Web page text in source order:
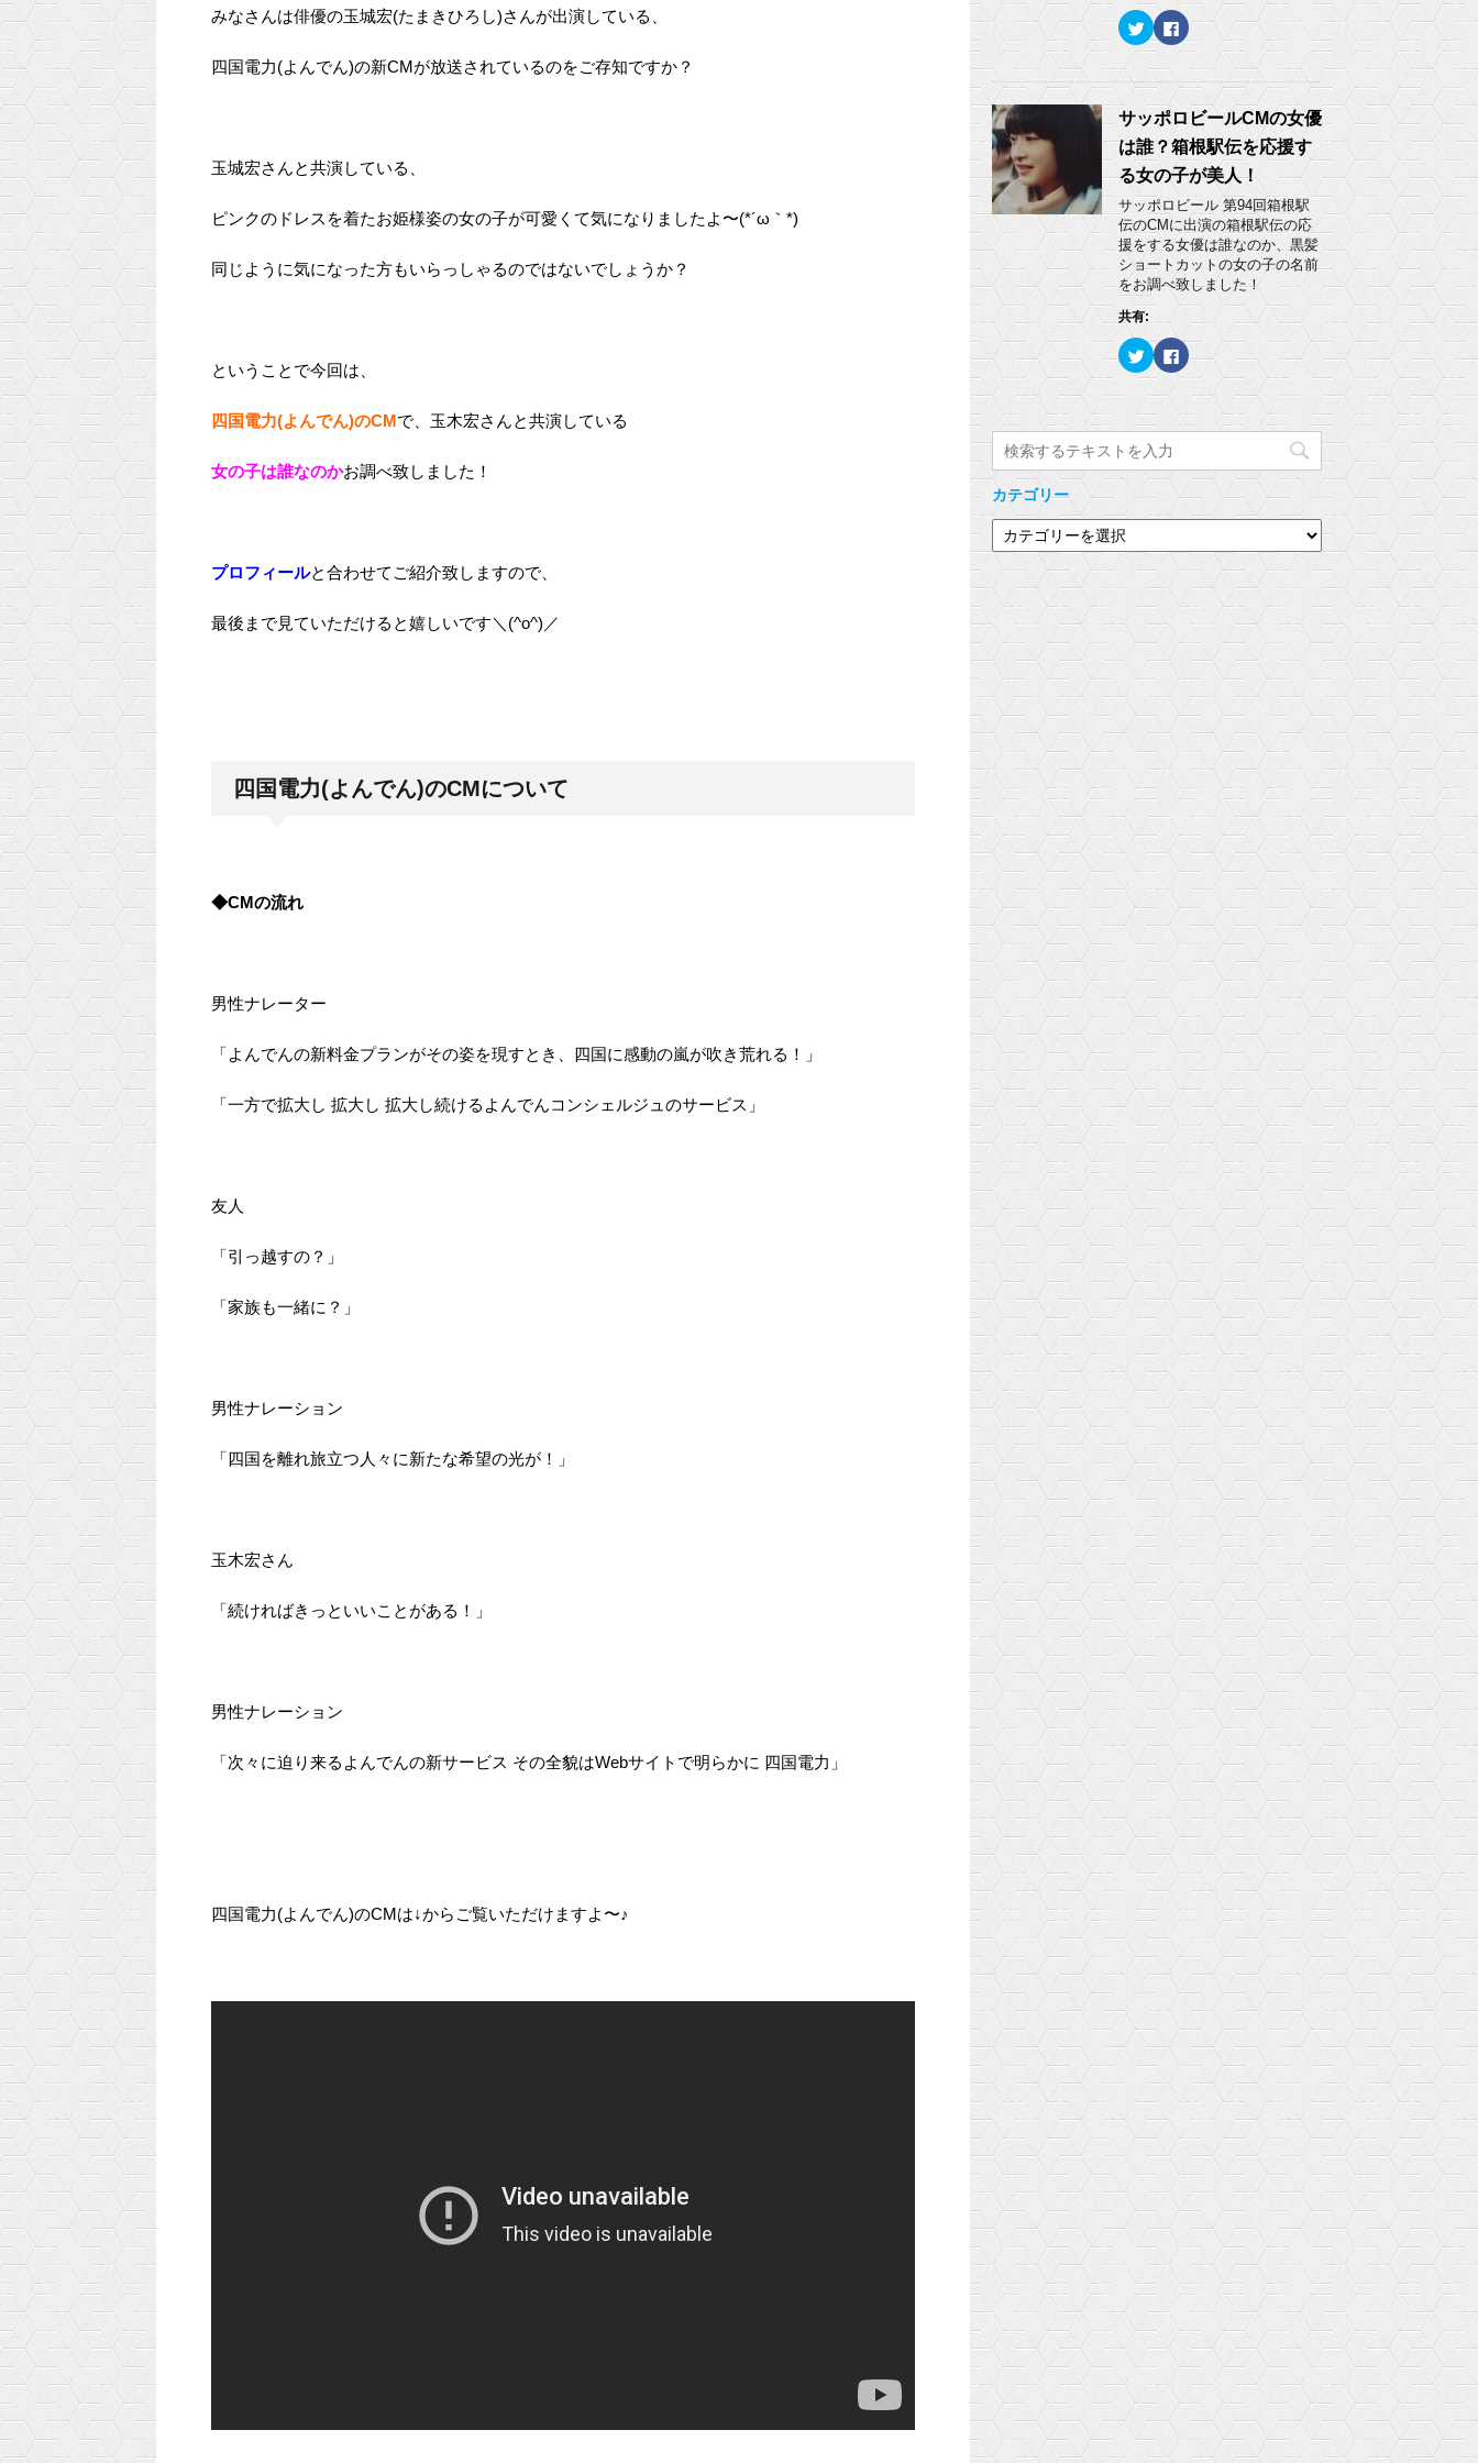
みなさんは俳優の玉城宏(たまきひろし)さんが出演している、
四国電力(よんでん)の新CMが放送されているのをご存知ですか？
玉城宏さんと共演している、
ピンクのドレスを着たお姫様姿の女の子が可愛くて気になりましたよ〜(*´ω｀*)
同じように気になった方もいらっしゃるのではないでしょうか？
ということで今回は、
四国電力(よんでん)のCMで、玉木宏さんと共演している
女の子は誰なのかお調べ致しました！
プロフィールと合わせてご紹介致しますので、
最後まで見ていただけると嬉しいです＼(^o^)／
四国電力(よんでん)のCMについて
◆CMの流れ
男性ナレーター
「よんでんの新料金プランがその姿を現すとき、四国に感動の嵐が吹き荒れる！」
「一方で拡大し 拡大し 拡大し続けるよんでんコンシェルジュのサービス」
友人
「引っ越すの？」
「家族も一緒に？」
男性ナレーション
「四国を離れ旅立つ人々に新たな希望の光が！」
玉木宏さん
「続ければきっといいことがある！」
男性ナレーション
「次々に迫り来るよんでんの新サービス その全貌はWebサイトで明らかに 四国電力」
四国電力(よんでん)のCMは↓からご覧いただけますよ〜♪
ウ
で
開
き
ま
す
)
い
新
し
ウ
ィ
ン
ド
で
開
き
ま
す
)
ク
リ
ッ
て
T
w
i
t
t
e
r
で
共
有
(
新
し
い
ウ
ン
ド
ウ
で
開
き
ま
)
F
a
c
o
k
で
共
有
す
る
に
は
ク
リ
ッ
ク
し
て
さ
い
新
し
い
ィ
ン
で
き
ま
す
サッポロビールCMの女優
は誰？箱根駅伝を応援す
る女の子が美人！
サッポロビール 第94回箱根駅
伝のCMに出演の箱根駅伝の応
援をする女優は誰なのか、黒髪
ショートカットの女の子の名前
をお調べ致しました！
共有:
ク
リ
ッ
て
T
w
i
t
t
e
で
有
新
し
ィ
ン
で
開
ま
す
F
a
c
o
o
共
有
す
に
ク
ッ
ク
く
だ
(
新
い
ウ
ド
ウ
で
ま
す
カテゴリー
カ
テ
リ
ー